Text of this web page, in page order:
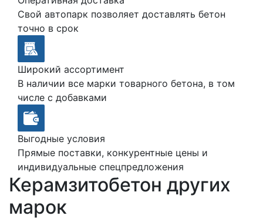
Свой автопарк позволяет доставлять бетон
точно в срок
Широкий ассортимент
В наличии все марки товарного бетона, в том
числе с добавками
Выгодные условия
Прямые поставки, конкурентные цены и
индивидуальные спецпредложения
Керамзитобетон других
марок